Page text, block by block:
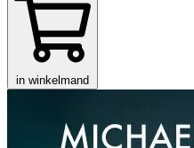
in winkelmand